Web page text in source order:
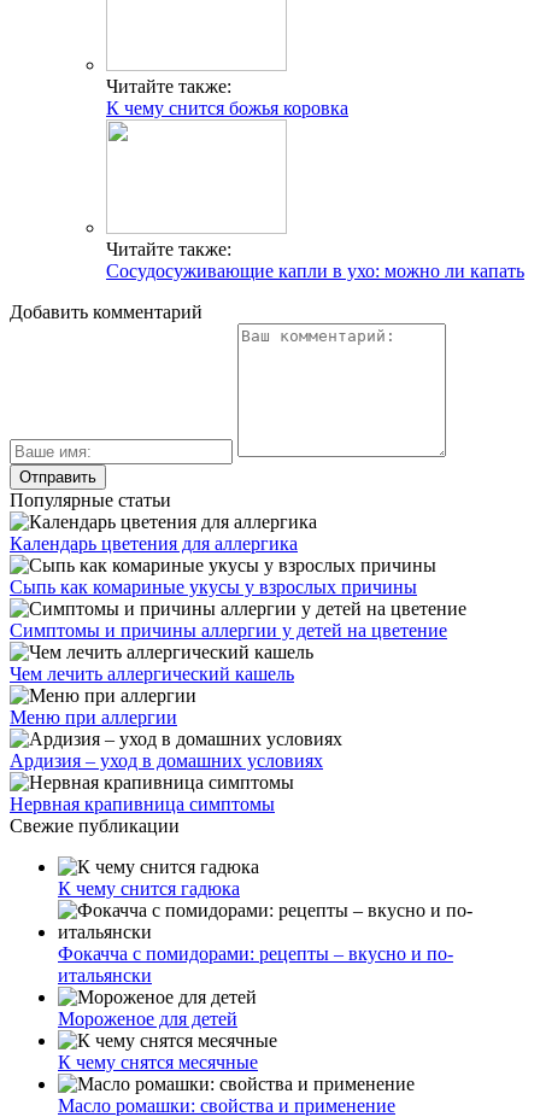
Читайте также:
К чему снится божья коровка
Читайте также:
Сосудосуживающие капли в ухо: можно ли капать
Добавить комментарий
Популярные статьи
Календарь цветения для аллергика
Сыпь как комариные укусы у взрослых причины
Симптомы и причины аллергии у детей на цветение
Чем лечить аллергический кашель
Меню при аллергии
Ардизия – уход в домашних условиях
Нервная крапивница симптомы
Свежие публикации
К чему снится гадюка
Фокачча с помидорами: рецепты – вкусно и по-
итальянски
Мороженое для детей
К чему снятся месячные
Масло ромашки: свойства и применение